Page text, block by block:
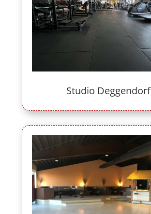
Studio Deggendorf